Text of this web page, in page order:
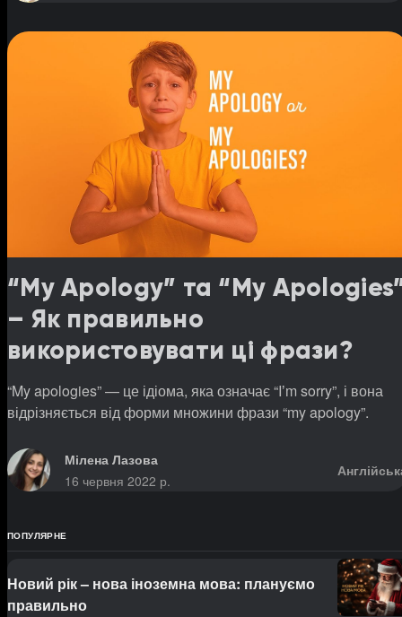
“My Apology” та “My
– Як правильно
використовувати ці фрази?
“My apologies” — це ідіома, яка означає “Iʼm sorry”, і вона
відрізняється від форми множини фрази “my apology”.
Мілена Лазова
16 червня 2022 р.
ПОПУЛЯРНЕ
Новий рік – нова іноземна мова: плануємо
правильно